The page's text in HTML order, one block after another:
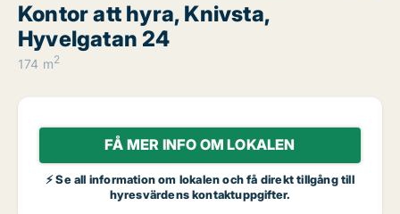
Kontor att hyra, Knivsta,
Hyvelgatan 24
174 m2
FÅ MER INFO OM LOKALEN
⚡ Se all information om lokalen och få direkt tillgång till
hyresvärdens kontaktuppgifter.